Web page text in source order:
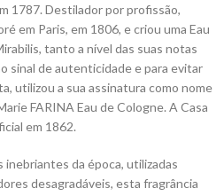
1787. Destilador por profissão,
em Paris, em 1806, e criou uma Eau
tanto a nível das suas notas
sinal de autenticidade e para evitar
utilizou a sua assinatura como nome
FARINA Eau de Cologne. A Casa
em 1862.
da época, utilizadas
desagradáveis, esta fragrância